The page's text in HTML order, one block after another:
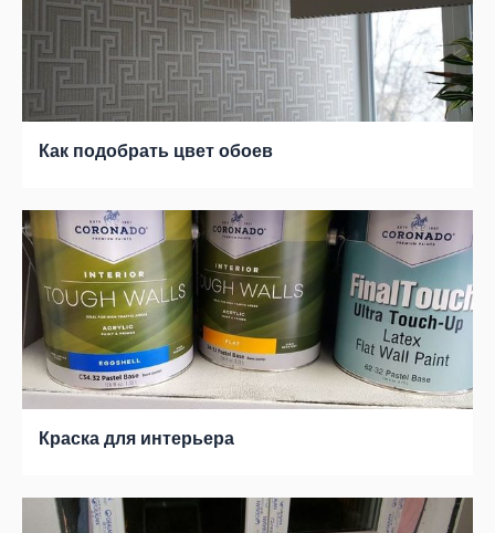
Как подобрать цвет обоев
Краска для интерьера